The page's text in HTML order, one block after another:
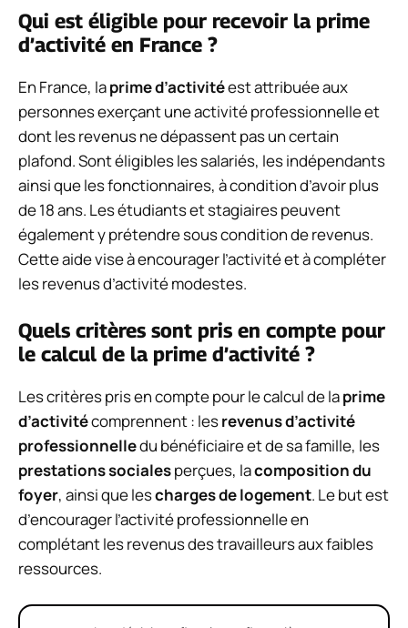
Qui est éligible pour recevoir la prime
d’activité en France ?
En France, laprime d’activitéest attribuée aux
personnes exerçant une activité professionnelle et
dont les revenus ne dépassent pas un certain
plafond. Sont éligibles les salariés, les indépendants
ainsi que les fonctionnaires, à condition d’avoir plus
de 18 ans. Les étudiants et stagiaires peuvent
également y prétendre sous condition de revenus.
Cette aide vise à encourager l’activité et à compléter
les revenus d’activité modestes.
Quels critères sont pris en compte pour
le calcul de la prime d’activité ?
Les critères pris en compte pour le calcul de laprime
d’activitécomprennent : lesrevenus d’activité
professionnelledu bénéficiaire et de sa famille, les
prestations socialesperçues, lacomposition du
foyer, ainsi que lescharges de logement. Le but est
d’encourager l’activité professionnelle en
complétant les revenus des travailleurs aux faibles
ressources.